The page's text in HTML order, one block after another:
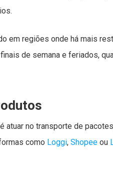
em regiões onde há mais
de semana e feriados,
atuar no transporte de
como Loggi, Shopee ou